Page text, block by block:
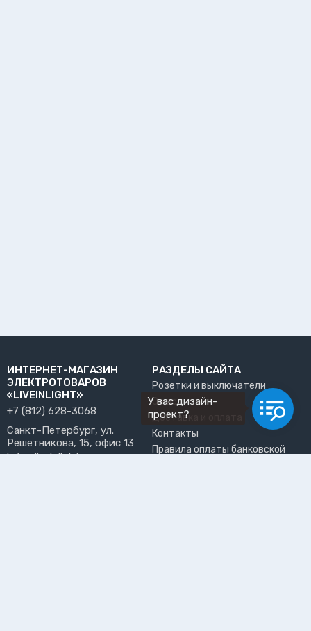
ИНТЕРНЕТ-МАГАЗИН
ЭЛЕКТРОТОВАРОВ
«LIVEINLIGHT»
+7 (812) 628-3068
Санкт-Петербург, ул.
Решетникова, 15, офис 13
info@liveinlight.ru
РАЗДЕЛЫ САЙТА
Розетки и выключатели
О нас
Доставка и оплата
Контакты
Правила оплаты банковской
У вас дизайн-
проект?